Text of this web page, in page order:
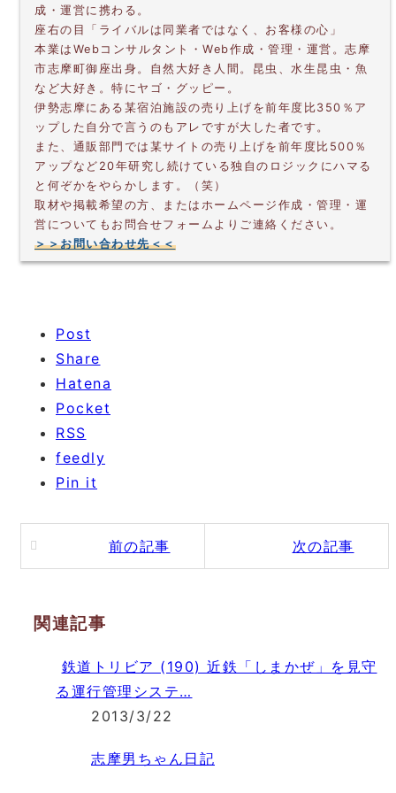
成・運営に携わる。
座右の目「ライバルは同業者ではなく、お客様の心」
本業はWebコンサルタント・Web作成・管理・運営。志摩
市志摩町御座出身。自然大好き人間。昆虫、水生昆虫・魚
など大好き。特にヤゴ・グッピー。
伊勢志摩にある某宿泊施設の売り上げを前年度比350％ア
ップした自分で言うのもアレですが大した者です。
また、通販部門では某サイトの売り上げを前年度比500％
アップなど20年研究し続けている独自のロジックにハマる
と何ぞかをやらかします。（笑）
取材や掲載希望の方、またはホームページ作成・管理・運
営についてもお問合せフォームよりご連絡ください。
＞＞お問い合わせ先＜＜
Post
Share
Hatena
Pocket
RSS
feedly
Pin it
前の記事 次の記事
関連記事
鉄道トリビア (190) 近鉄「しまかぜ」を見守
る運行管理システ…
2013/3/22
志摩男ちゃん日記